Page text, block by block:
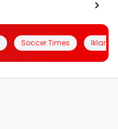
Soccer Times Iklanin